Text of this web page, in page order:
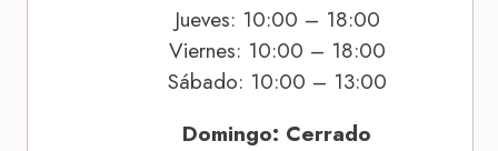
Jueves: 10:00 – 18:00
Viernes: 10:00 – 18:00
Sábado: 10:00 – 13:00
Domingo: Cerrado